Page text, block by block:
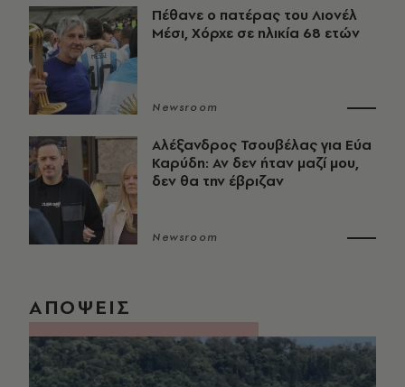
Πέθανε ο πατέρας του Λιονέλ
Μέσι, Χόρχε σε ηλικία 68 ετών
Newsroom
Αλέξανδρος Τσουβέλας για Εύα
Καρύδη: Αν δεν ήταν μαζί μου,
δεν θα την έβριζαν
Newsroom
ΑΠΟΨΕΙΣ